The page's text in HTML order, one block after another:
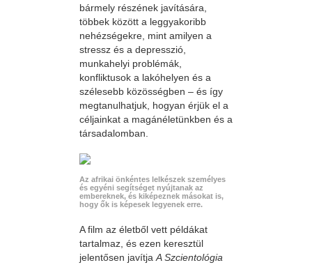
bármely részének javítására,
többek között a leggyakoribb
nehézségekre, mint amilyen a
stressz és a depresszió,
munkahelyi problémák,
konfliktusok a lakóhelyen és a
szélesebb közösségben – és így
megtanulhatjuk, hogyan érjük el a
céljainkat a magánéletünkben és a
társadalomban.
Az afrikai önkéntes lelkészek személyes
és egyéni segítséget nyújtanak az
embereknek, és kiképeznek másokat is,
hogy ők is képesek legyenek erre.
A film az életből vett példákat
tartalmaz, és ezen keresztül
jelentősen javítja A Szcientológia